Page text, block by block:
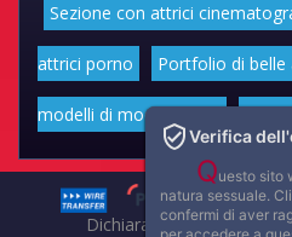
Sezione con attrici
attrici porno Portfolio di belle
modelli di moda volgari
Dichiarazione di non
Verifica
Questo sito
natura sessuale.
confermi di aver